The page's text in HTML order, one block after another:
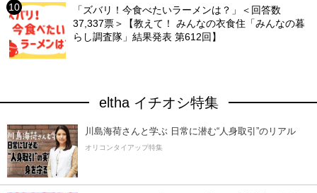
「ズバリ！今食べたいラーメンは？」＜回答数
37,337票＞【教えて！ みんなの衣食住「みんなの暮
らし調査隊」結果発表 第612回】
eltha イチオシ特集
川島海荷さんと学ぶ 日常に潜む“人身取引”のリアル
オリコンタイアップ特集